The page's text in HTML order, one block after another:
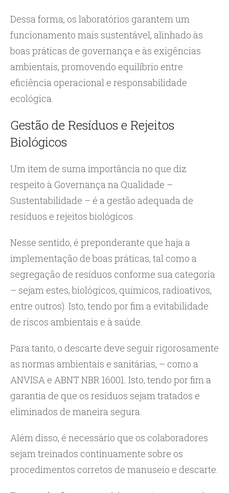
Dessa forma, os laboratórios garantem um
funcionamento mais sustentável, alinhado às
boas práticas de governança e às exigências
ambientais, promovendo equilíbrio entre
eficiência operacional e responsabilidade
ecológica.
Gestão de Resíduos e Rejeitos
Biológicos
Um item de suma importância no que diz
respeito à Governança na Qualidade –
Sustentabilidade – é a gestão adequada de
resíduos e rejeitos biológicos.
Nesse sentido, é preponderante que haja a
implementação de boas práticas, tal como a
segregação de resíduos conforme sua categoria
– sejam estes, biológicos, químicos, radioativos,
entre outros). Isto, tendo por fim a evitabilidade
de riscos ambientais e à saúde.
Para tanto, o descarte deve seguir rigorosamente
as normas ambientais e sanitárias, – como a
ANVISA e ABNT NBR 16001. Isto, tendo por fim a
garantia de que os resíduos sejam tratados e
eliminados de maneira segura.
Além disso, é necessário que os colaboradores
sejam treinados continuamente sobre os
procedimentos corretos de manuseio e descarte.